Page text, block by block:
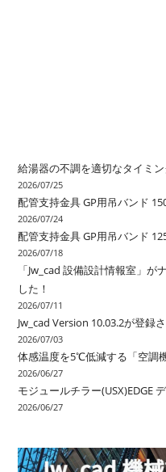
給湯器の不調を適切なタイミ
2026/07/25
配管支持金具 GP用吊バンド
2026/07/24
配管支持金具 GP用吊バンド
2026/07/18
「Jw_cad 設備設計情報室」
した！
2026/07/11
Jw_cad Version 10.03.2が登録
2026/07/03
体感温度を5℃低減する「空調
2026/06/27
モジュールチラー(USX)EDGE
2026/06/27